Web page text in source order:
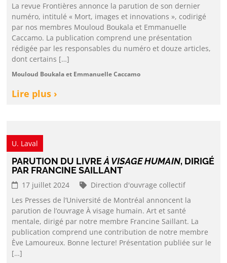
La revue Frontières annonce la parution de son dernier
numéro, intitulé « Mort, images et innovations », codirigé
par nos membres Mouloud Boukala et Emmanuelle
Caccamo. La publication comprend une présentation
rédigée par les responsables du numéro et douze articles,
dont certains […]
Mouloud Boukala et Emmanuelle Caccamo
Lire plus ›
U. Laval
PARUTION DU LIVREÀ VISAGE HUMAIN, DIRIGÉ
PAR FRANCINE SAILLANT
17 juillet 2024
Direction d'ouvrage collectif
Les Presses de l’Université de Montréal annoncent la
parution de l’ouvrage À visage humain. Art et santé
mentale, dirigé par notre membre Francine Saillant. La
publication comprend une contribution de notre membre
Ève Lamoureux. Bonne lecture! Présentation publiée sur le
[…]